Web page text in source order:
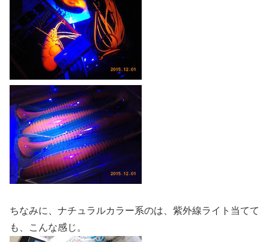
ちなみに、ナチュラルカラー系のは、紫外線ライト当てて
も、こんな感じ。